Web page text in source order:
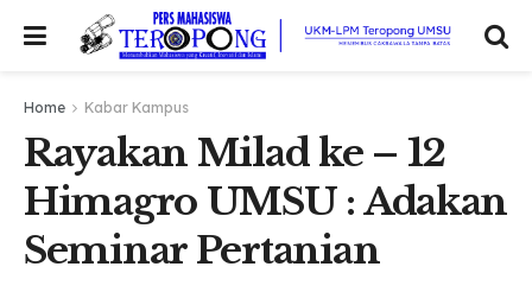
Home Kabar Kampus
Rayakan Milad ke – 12
Himagro UMSU : Adakan
Seminar Pertanian